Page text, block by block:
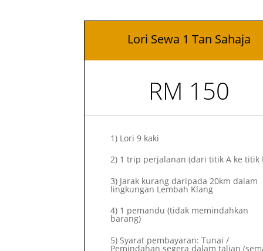
Lori Sewa 1 Tan Sahaja
RM 150
1) Lori 9 kaki
2) 1 trip perjalanan (dari titik A ke titik
3) Jarak kurang daripada 20km dalam
lingkungan Lembah Klang
4) 1 pemandu (tidak memindahkan
barang)
5) Syarat pembayaran: Tunai /
Pemindahan segera dalam talian